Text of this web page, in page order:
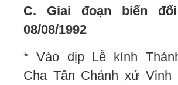
C. Giai đoạn biến
08/08/1992
* Vào dịp Lễ kính
Cha Tân Chánh xứ Vinh